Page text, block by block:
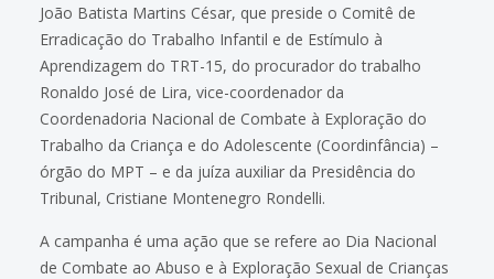
João Batista Martins César, que preside o Comitê de
Erradicação do Trabalho Infantil e de Estímulo à
Aprendizagem do TRT-15, do procurador do trabalho
Ronaldo José de Lira, vice-coordenador da
Coordenadoria Nacional de Combate à Exploração do
Trabalho da Criança e do Adolescente (Coordinfância) –
órgão do MPT – e da juíza auxiliar da Presidência do
Tribunal, Cristiane Montenegro Rondelli.
A campanha é uma ação que se refere ao Dia Nacional
de Combate ao Abuso e à Exploração Sexual de Crianças